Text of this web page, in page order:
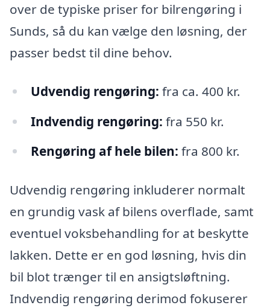
over de typiske priser for bilrengøring i
Sunds, så du kan vælge den løsning, der
passer bedst til dine behov.
Udvendig rengøring: fra ca. 400 kr.
Indvendig rengøring: fra 550 kr.
Rengøring af hele bilen: fra 800 kr.
Udvendig rengøring inkluderer normalt
en grundig vask af bilens overflade, samt
eventuel voksbehandling for at beskytte
lakken. Dette er en god løsning, hvis din
bil blot trænger til en ansigtsløftning.
Indvendig rengøring derimod fokuserer